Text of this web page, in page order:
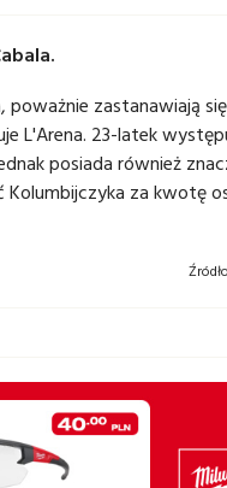
poważnie zastanawiają
L'Arena. 23-latek
posiada również
za kwotę